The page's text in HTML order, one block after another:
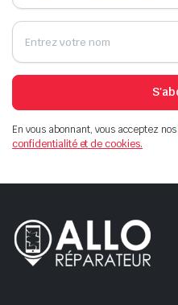
En vous abonnant, vous acceptez nos
confidentialité et de cookies.